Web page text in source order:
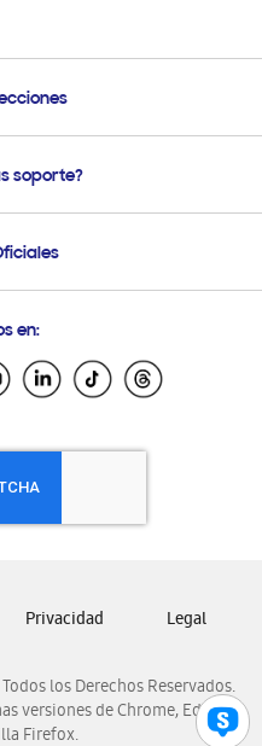
soporte?
eMail
Salvador
en:
los Derechos Reservados.
versiones de Chrome, Edge,
Firefox.
Privacidad Legal